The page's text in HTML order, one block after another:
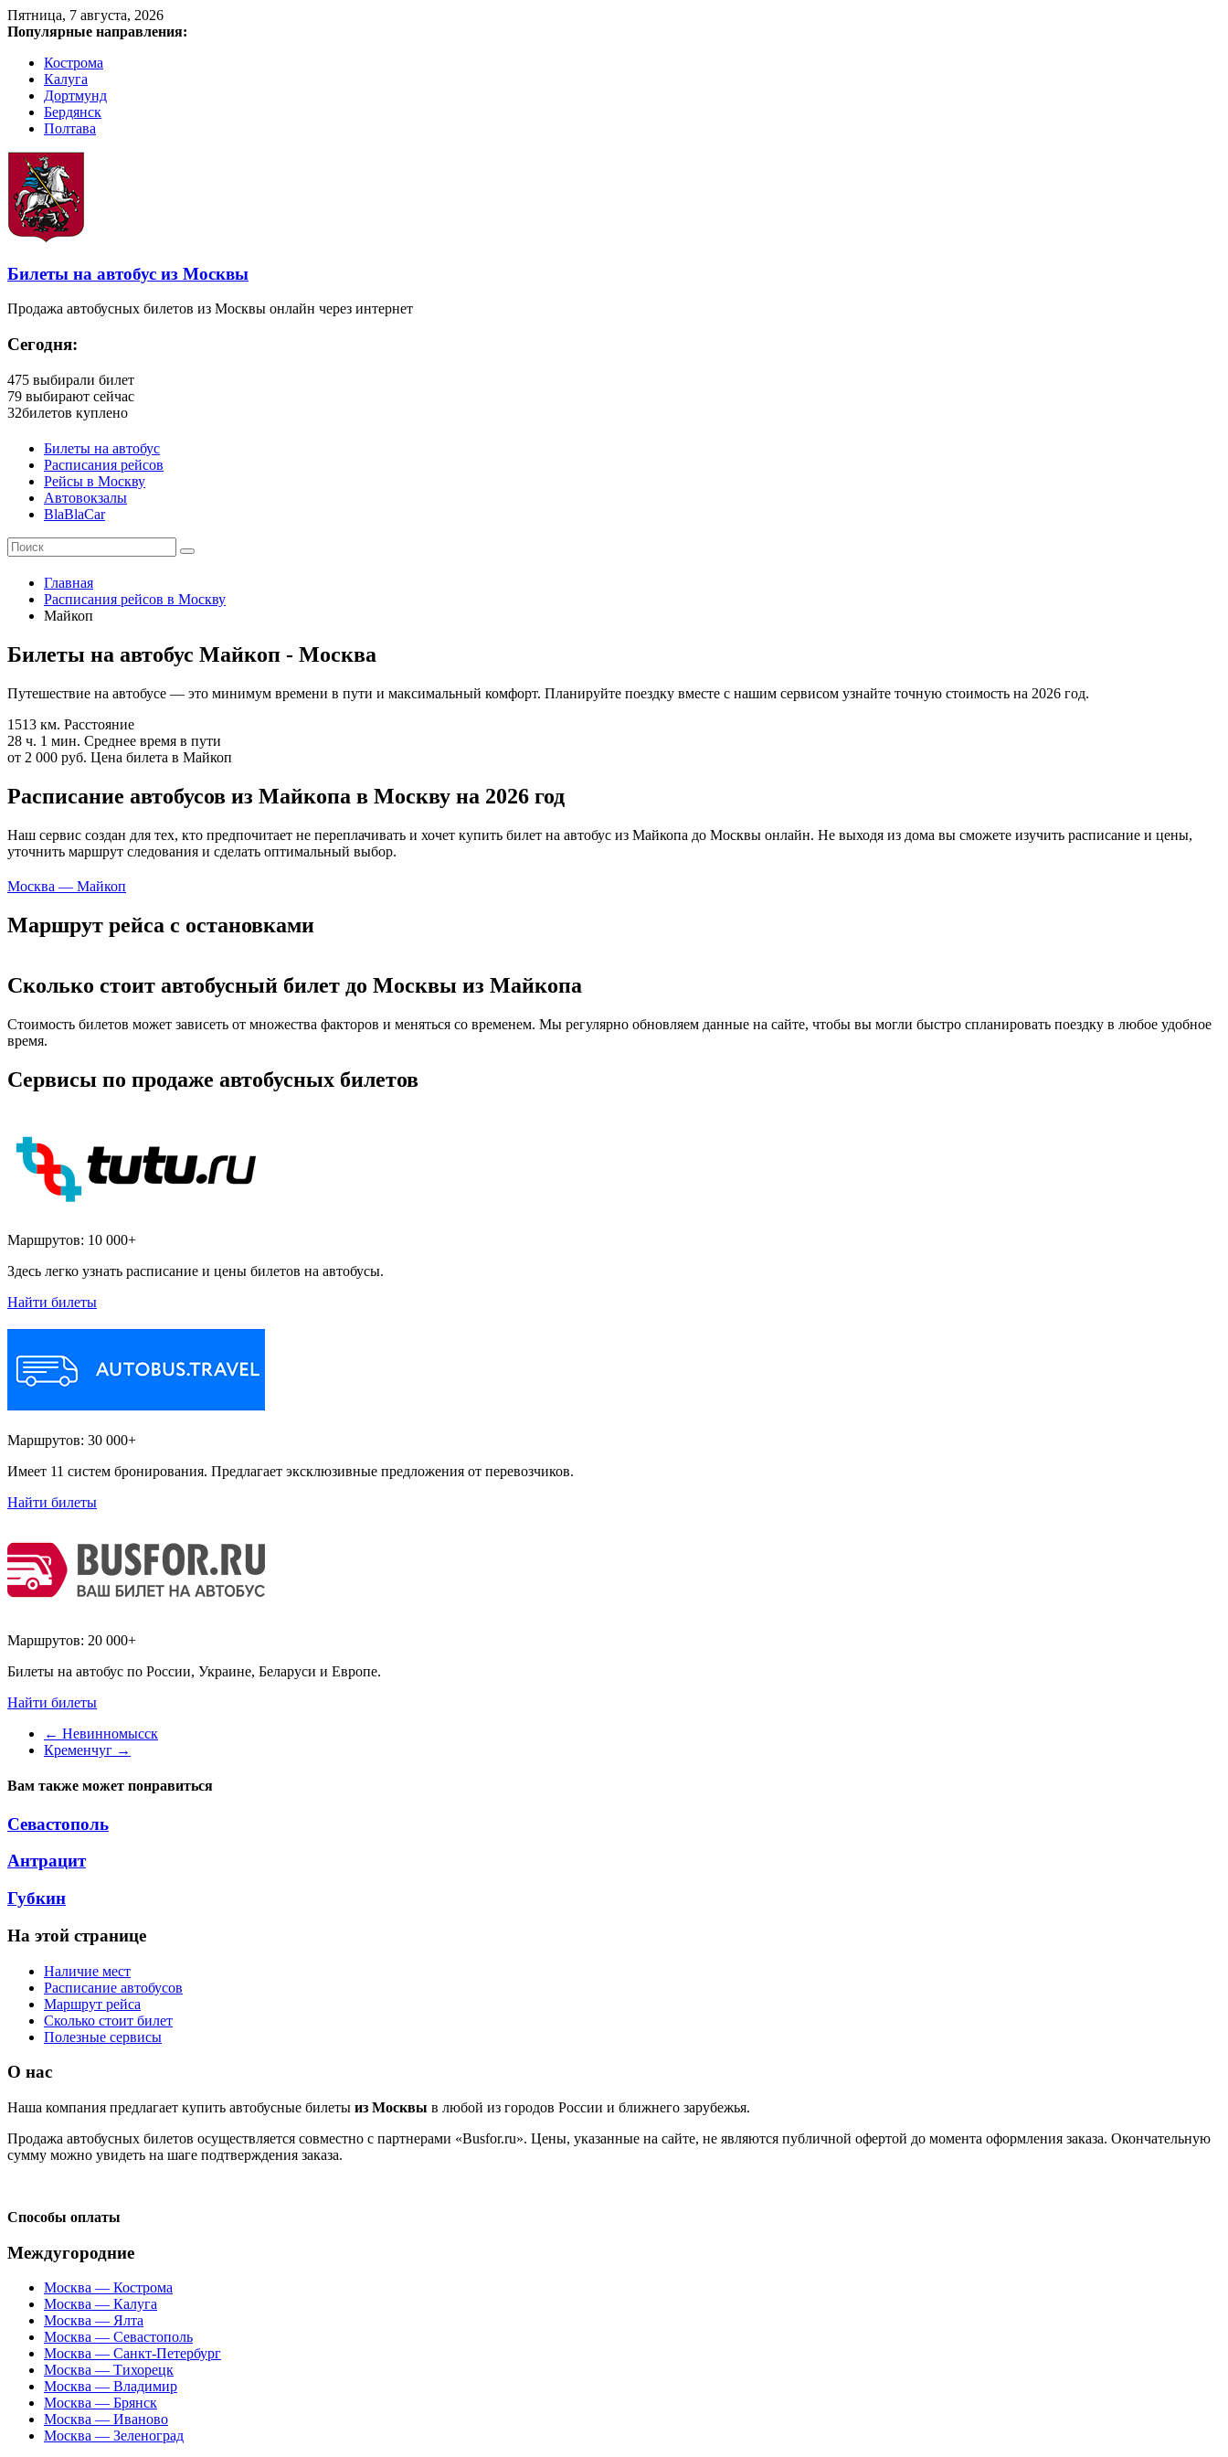
Пятница, 7 августа, 2026
Популярные направления:
Кострома
Калуга
Дортмунд
Бердянск
Полтава
Билеты на автобус из Москвы
Продажа автобусных билетов из Москвы онлайн через интернет
Сегодня:
475 выбирали билет
79 выбирают сейчас
32билетов куплено
Билеты на автобус
Расписания рейсов
Рейсы в Москву
Автовокзалы
BlaBlaCar
Главная
Расписания рейсов в Москву
Майкоп
Билеты на автобус Майкоп - Москва
Путешествие на автобусе — это минимум времени в пути и максимальный комфорт. Планируйте поездку вместе с нашим сервисом узнайте точную стоимость на 2026 год.
1513 км. Расстояние
28 ч. 1 мин. Среднее время в пути
от 2 000 руб. Цена билета в Майкоп
Расписание автобусов из Майкопа в Москву на 2026 год
Наш сервис создан для тех, кто предпочитает не переплачивать и хочет купить билет на автобус из Майкопа до Москвы онлайн. Не выходя из дома вы сможете изучить расписание и цены,
уточнить маршрут следования и сделать оптимальный выбор.
Москва — Майкоп
Маршрут рейса с остановками
Сколько стоит автобусный билет до Москвы из Майкопа
Стоимость билетов может зависеть от множества факторов и меняться со временем. Мы регулярно обновляем данные на сайте, чтобы вы могли быстро спланировать поездку в любое удобное
время.
Сервисы по продаже автобусных билетов
Маршрутов: 10 000+
Здесь легко узнать расписание и цены билетов на автобусы.
Найти билеты
Маршрутов: 30 000+
Имеет 11 систем бронирования. Предлагает эксклюзивные предложения от перевозчиков.
Найти билеты
Маршрутов: 20 000+
Билеты на автобус по России, Украине, Беларуси и Европе.
Найти билеты
← Невинномысск
Кременчуг →
Вам также может понравиться
Севастополь
Антрацит
Губкин
На этой странице
Наличие мест
Расписание автобусов
Маршрут рейса
Сколько стоит билет
Полезные сервисы
О нас
Наша компания предлагает купить автобусные билеты из Москвы в любой из городов России и ближнего зарубежья.
Продажа автобусных билетов осуществляется совместно с партнерами «Busfor.ru». Цены, указанные на сайте, не являются публичной офертой до момента оформления заказа. Окончательную
сумму можно увидеть на шаге подтверждения заказа.
Способы оплаты
Междугородние
Москва — Кострома
Москва — Калуга
Москва — Ялта
Москва — Севастополь
Москва — Санкт-Петербург
Москва — Тихорецк
Москва — Владимир
Москва — Брянск
Москва — Иваново
Москва — Зеленоград